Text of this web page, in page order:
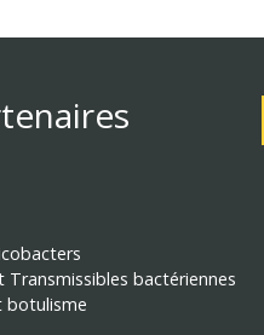
Transmissibles bactériennes
botulisme